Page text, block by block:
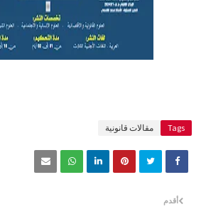
Tags مقالات قانونية
أقدم